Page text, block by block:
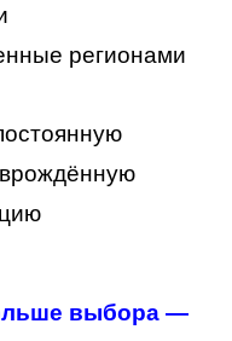
регионами
врождённую
выбора —